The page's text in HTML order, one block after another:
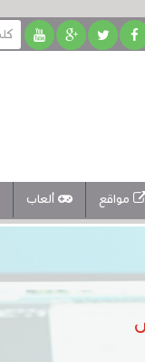
مواقع ألعاب